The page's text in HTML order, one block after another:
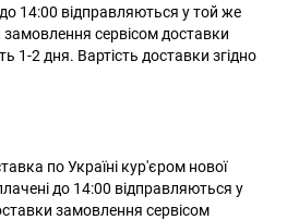
14:00 відправляються у той же
замовлення сервісом доставки
1-2 дня. Вартість доставки згідно
по Україні кур'єром нової
до 14:00 відправляються у
замовлення сервісом